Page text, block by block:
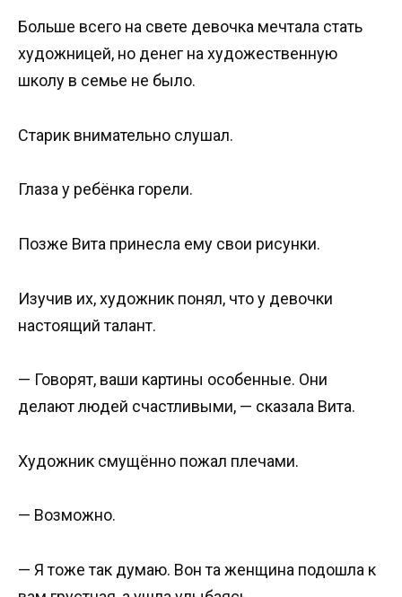
Больше всего на свете девочка мечтала стать
художницей, но денег на художественную
школу в семье не было.
Старик внимательно слушал.
Глаза у ребёнка горели.
Позже Вита принесла ему свои рисунки.
Изучив их, художник понял, что у девочки
настоящий талант.
— Говорят, ваши картины особенные. Они
делают людей счастливыми, — сказала Вита.
Художник смущённо пожал плечами.
— Возможно.
— Я тоже так думаю. Вон та женщина подошла к